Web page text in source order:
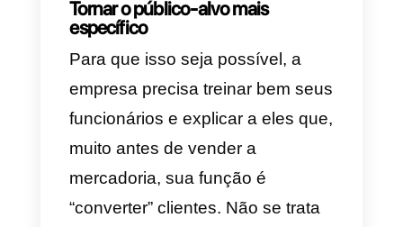
próxima compra.
Elementos e
características da venda
consultiva